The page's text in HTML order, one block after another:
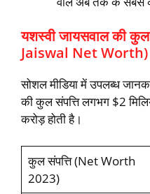
यशस्वी जायसवाल की
Jaiswal Net Worth)
सोशल मीडिया में उपलब्ध
की कुल संपत्ति लगभग $2
करोड़ होती है।
कुल संपत्ति (Net Worth
2023)